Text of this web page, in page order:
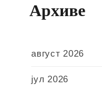
Архиве
август 2026
јул 2026